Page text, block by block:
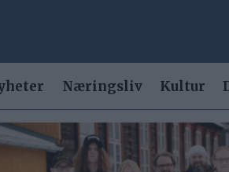
Næringsliv Kultur